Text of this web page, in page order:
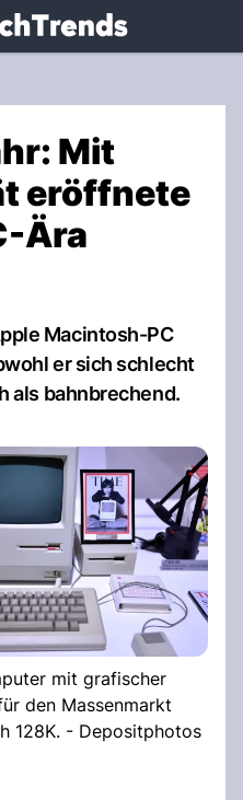
Mit
eröffnete
Ära
Macintosh-PC
er sich schlecht
als bahnbrechend.
mit grafischer
den Massenmarkt
128K. - Depositphotos